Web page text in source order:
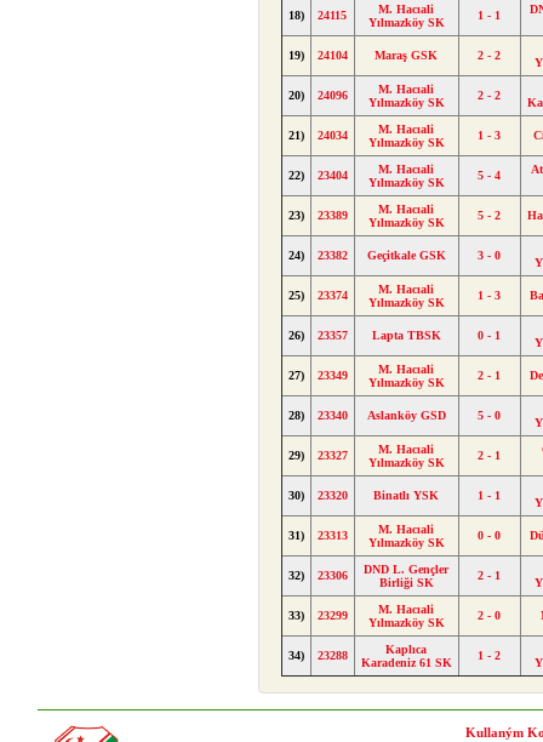
18) 24115
M. Hacıali
Yılmazköy SK
1 - 1
19) 24104 Maraş GSK 2 - 2
20) 24096
M. Hacıali
Yılmazköy SK
2 - 2
21) 24034
M. Hacıali
Yılmazköy SK
1 - 3
22) 23404
M. Hacıali
Yılmazköy SK
5 - 4
23) 23389
M. Hacıali
Yılmazköy SK
5 - 2
24) 23382 Geçitkale GSK 3 - 0
25) 23374
M. Hacıali
Yılmazköy SK
1 - 3
26) 23357 Lapta TBSK 0 - 1
27) 23349
M. Hacıali
Yılmazköy SK
2 - 1
28) 23340 Aslanköy GSD 5 - 0
29) 23327
M. Hacıali
Yılmazköy SK
2 - 1
30) 23320 Binatlı YSK 1 - 1
31) 23313
M. Hacıali
Yılmazköy SK
0 - 0
32) 23306
DND L. Gençler
Birliği SK
2 - 1
33) 23299
M. Hacıali
Yılmazköy SK
2 - 0
34) 23288
Kaplıca
Karadeniz 61 SK
1 - 2
Kullaným